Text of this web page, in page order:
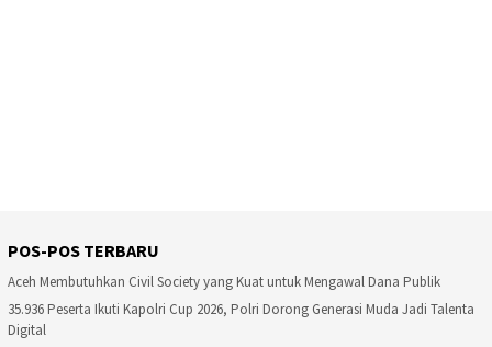
POS-POS TERBARU
Aceh Membutuhkan Civil Society yang Kuat untuk Mengawal Dana Publik
35.936 Peserta Ikuti Kapolri Cup 2026, Polri Dorong Generasi Muda Jadi Talenta
Digital